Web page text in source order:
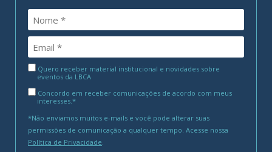
Quero receber material institucional e novidades sobre
eventos da LBCA
Concordo em receber comunicações de acordo com meus
interesses.*
*Não enviamos muitos e-mails e você pode alterar suas
permissões de comunicação a qualquer tempo. Acesse nossa
Política de Privacidade.